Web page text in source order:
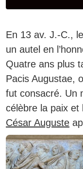
En 13 av. J.-C.,
un autel en
Quatre ans plus
Pacis Augustae,
fut consacré. Un
célèbre la paix et
César Auguste